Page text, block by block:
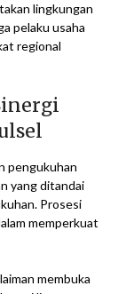
lingkungan
pelaku usaha
regional
pengukuhan
yang ditandai
Prosesi
memperkuat
membuka